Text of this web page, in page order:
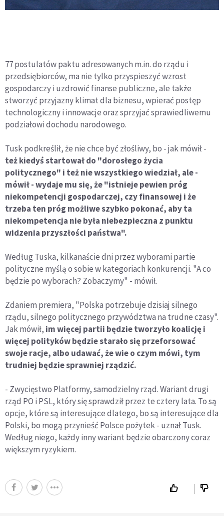
77 postulatów paktu adresowanych m.in. do rządu i
przedsiębiorców, ma nie tylko przyspieszyć wzrost
gospodarczy i uzdrowić finanse publiczne, ale także
stworzyć przyjazny klimat dla biznesu, wpierać postęp
technologiczny i innowacje oraz sprzyjać sprawiedliwemu
podziałowi dochodu narodowego.
Tusk podkreślił, że nie chce być złośliwy, bo - jak mówił -
też kiedyś startował do "dorosłego życia
politycznego" i też nie wszystkiego wiedział, ale -
mówił - wydaje mu się, że "istnieje pewien próg
niekompetencji gospodarczej, czy finansowej i że
trzeba ten próg możliwe szybko pokonać, aby ta
niekompetencja nie była niebezpieczna z punktu
widzenia przyszłości państwa".
Według Tuska, kilkanaście dni przez wyborami partie
polityczne myślą o sobie w kategoriach konkurencji. "A co
będzie po wyborach? Zobaczymy" - mówił.
Zdaniem premiera, "Polska potrzebuje dzisiaj silnego
rządu, silnego politycznego przywództwa na trudne czasy".
Jak mówił, im więcej partii będzie tworzyło koalicję i
więcej polityków będzie starało się przeforsować
swoje racje, albo udawać, że wie o czym mówi, tym
trudniej będzie sprawniej rządzić.
- Zwycięstwo Platformy, samodzielny rząd. Wariant drugi
rząd PO i PSL, który się sprawdził przez te cztery lata. To są
opcje, które są interesujące dlatego, bo są interesujące dla
Polski, bo mogą przynieść Polsce pożytek - uznał Tusk.
Według niego, każdy inny wariant będzie obarczony coraz
większym ryzykiem.